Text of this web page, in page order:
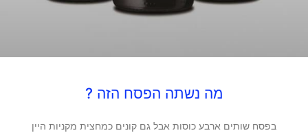
מה נשתה הפסח הזה ?
בפסח שותים ארבע כוסות אבל גם קונים כמחצית מקניות היין